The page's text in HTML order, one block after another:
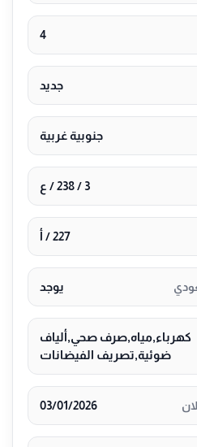
الآن! 0530089755
4
جديد
جنوبية غربية
3 / 238 / ع
227 / أ
يوجد
كهرباء,مياه,صرف صحي,ألياف
ضوئية,تصريف الفيضانات
03/01/2026